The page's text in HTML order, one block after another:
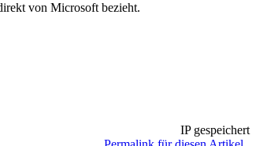
von Microsoft bezieht.
IP gespeichert